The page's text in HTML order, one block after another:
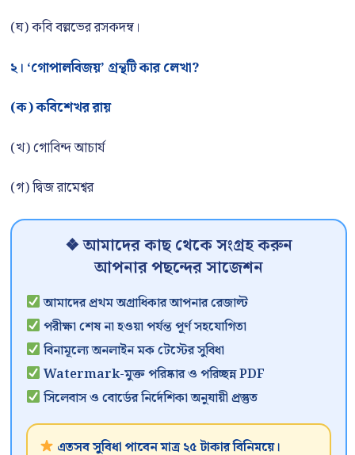
(ঘ) কবি বল্লভের রসকদম্ব।
২। ‘গোপালবিজয়’ গ্রন্থটি কার লেখা?
(ক) কবিশেখর রায়
(খ) গোবিন্দ আচার্য
(গ) দ্বিজ রামেশ্বর
❖ আমাদের কাছ থেকে সংগ্রহ করুন
আপনার পছন্দের সাজেশন
আমাদের প্রথম অগ্রাধিকার আপনার রেজাল্ট
পরীক্ষা শেষ না হওয়া পর্যন্ত পূর্ণ সহযোগিতা
বিনামূল্যে অনলাইন মক টেস্টের সুবিধা
Watermark-মুক্ত পরিষ্কার ও পরিচ্ছন্ন PDF
সিলেবাস ও বোর্ডের নির্দেশিকা অনুযায়ী প্রস্তুত
এতসব সুবিধা পাবেন মাত্র ২৫ টাকার বিনিময়ে।